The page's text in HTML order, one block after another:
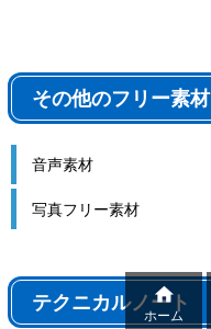
その他のフリー素材
音声素材
写真フリー素材
テクニカルノート

ホーム